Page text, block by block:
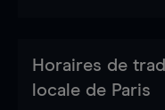
Horaires de
locale de Paris